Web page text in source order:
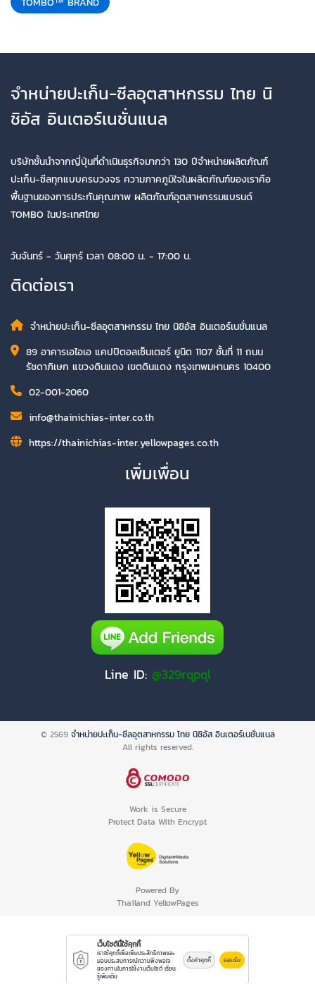
จำหน่ายปะเก็น-ซีลอุตสาหกรรม ไทย นิ
ชิอัส อินเตอร์เนชั่นแนล
บริษัทชั้นนำจากญี่ปุ่นที่ดำเนินธุรกิจมากว่า 130 ปีจำหน่ายผลิตภัณฑ์
ปะเก็น-ซีลทุกแบบครบวงจร ความภาคภูมิใจในผลิตภัณฑ์ของเราคือ
พื้นฐานของการประกันคุณภาพ ผลิตภัณฑ์อุตสาหกรรมแบรนด์
TOMBO ในประเทศไทย
วันจันทร์ - วันศุกร์ เวลา 08:00 น. - 17:00 น.
ติดต่อเรา
จำหน่ายปะเก็น-ซีลอุตสาหกรรม ไทย นิชิอัส อินเตอร์เนชั่นแนล
89 อาคารเอไอเอ แคปปิตอลเซ็นเตอร์ ยูนิต 1107 ชั้นที่ 11 ถนน
รัชดาภิเษก แขวงดินแดง เขตดินแดง กรุงเทพมหานคร 10400
02-001-2060
info@thainichias-inter.co.th
https://thainichias-inter.yellowpages.co.th
เพิ่มเพื่อน
Line ID: @329rqpql
© 2569 จำหน่ายปะเก็น-ซีลอุตสาหกรรม ไทย นิชิอัส อินเตอร์เนชั่นแนล
All rights reserved.
Work is Secure
Protect Data With Encrypt
Powered By
Thailand YellowPages
เว็บไซต์นี้ใช้คุกกี้
เราใช้คุกกี้เพื่อเพิ่มประสิทธิภาพและ
มอบประสบการณ์ความพึงพอใจ
ของท่านในการใช้งานเว็บไซต์ เรียน
รู้เพิ่มเติม
ตั้งค่าคุกกี้ ยอมรับ